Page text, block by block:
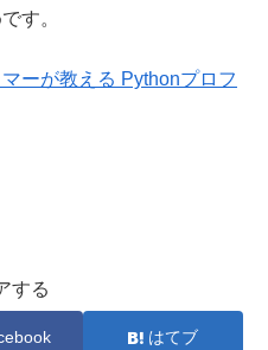
す。
ーが教える Pythonプロフ
する
はてブ